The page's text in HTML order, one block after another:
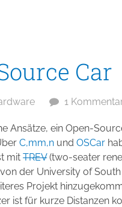
Car
1
Ansätze, ein Open-
C,mm,n undOSCar
mitTREV(two-seater
der University of South
Projekt
ist für kurze Distanzen